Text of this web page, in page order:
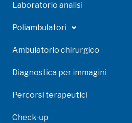
Laboratorio analisi
Poliambulatori
Ambulatorio chirurgico
Diagnostica per immagini
Percorsi terapeutici
Check-up